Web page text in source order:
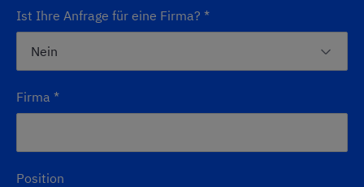
Ist Ihre Anfrage für eine Firma? *
Firma *
Position